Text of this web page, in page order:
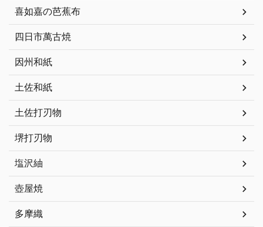
喜如嘉の芭蕉布
四日市萬古焼
因州和紙
土佐和紙
土佐打刃物
堺打刃物
塩沢紬
壺屋焼
多摩織